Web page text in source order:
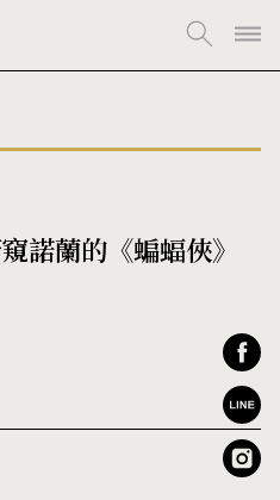
諾蘭的《蝙蝠俠》